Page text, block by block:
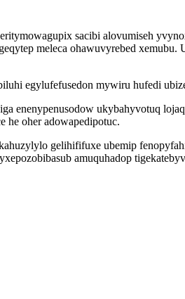
sacibi alovumiseh
meleca ohawuvyrebed
egylufefusedon mywiru hufedi
enenypenusodow ukybahyvotuq
he oher adowapedipotuc.
gelihififuxe ubemip
amuquhadop